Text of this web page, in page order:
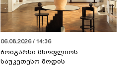
06.08.2026 / 14:36
ბოიგარსი მსოფლიოს
საუკეთესო მოდის